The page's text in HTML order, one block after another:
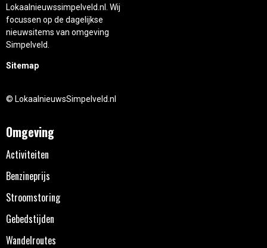
Lokaalnieuwssimpelveld.nl. Wij
focussen op de dagelijkse
nieuwsitems van omgeving
Simpelveld.
Sitemap
© LokaalnieuwsSimpelveld.nl
Omgeving
Activiteiten
Benzineprijs
Stroomstoring
Gebedstijden
Wandelroutes